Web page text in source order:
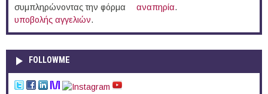
συμπληρώνοντας την φόρμα
υποβολής αγγελιών.
αναπηρία.
FOLLOWME